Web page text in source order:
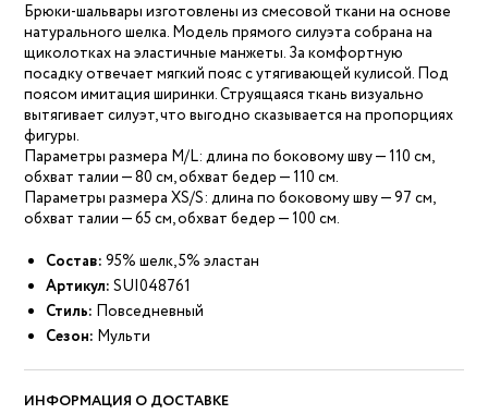
Брюки-шальвары изготовлены из смесовой ткани на основе
натурального шелка. Модель прямого силуэта собрана на
щиколотках на эластичные манжеты. За комфортную
посадку отвечает мягкий пояс с утягивающей кулисой. Под
поясом имитация ширинки. Струящаяся ткань визуально
вытягивает силуэт, что выгодно сказывается на пропорциях
фигуры.
Параметры размера M/L: длина по боковому шву — 110 см,
обхват талии — 80 см, обхват бедер — 110 см.
Параметры размера XS/S: длина по боковому шву — 97 см,
обхват талии — 65 см, обхват бедер — 100 см.
Состав: 95% шелк, 5% эластан
Артикул: SUI048761
Стиль: Повседневный
Сезон: Мульти
ИНФОРМАЦИЯ О ДОСТАВКЕ